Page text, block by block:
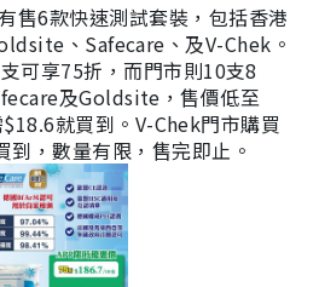
售6款快速測試套裝，包括香港
、Safecare、及V-Chek。
可享75折，而門市則10支8
及Goldsite，售價低至
就買到。V-Chek門市購買
，數量有限，售完即止。